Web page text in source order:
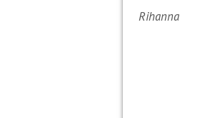
Rihanna